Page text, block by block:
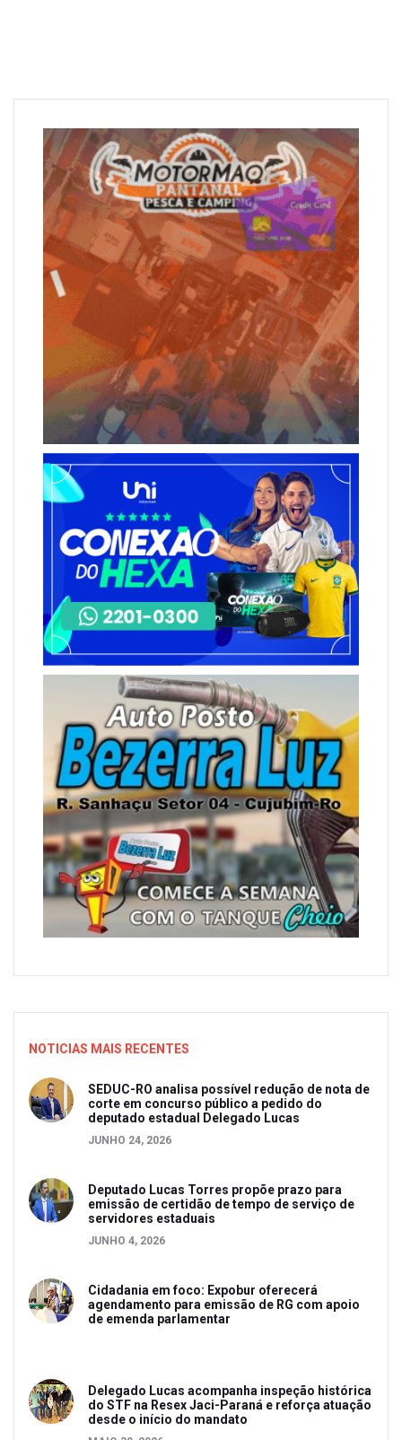
NOTICIAS MAIS RECENTES
SEDUC-RO analisa possível redução de nota de
corte em concurso público a pedido do
deputado estadual Delegado Lucas
JUNHO 24, 2026
Deputado Lucas Torres propõe prazo para
emissão de certidão de tempo de serviço de
servidores estaduais
JUNHO 4, 2026
Cidadania em foco: Expobur oferecerá
agendamento para emissão de RG com apoio
de emenda parlamentar
Delegado Lucas acompanha inspeção histórica
do STF na Resex Jaci-Paraná e reforça atuação
desde o início do mandato